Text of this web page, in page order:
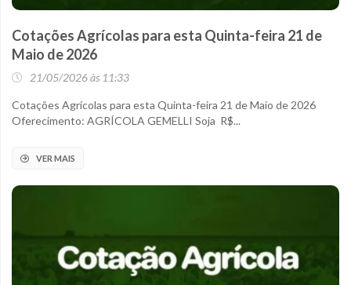
Cotações Agrícolas para esta Quinta-feira 21 de
Maio de 2026
21/05/2026 às 11:33
Cotações Agrícolas para esta Quinta-feira 21 de Maio de 2026
Oferecimento: AGRÍCOLA GEMELLI Soja R$...
VER MAIS